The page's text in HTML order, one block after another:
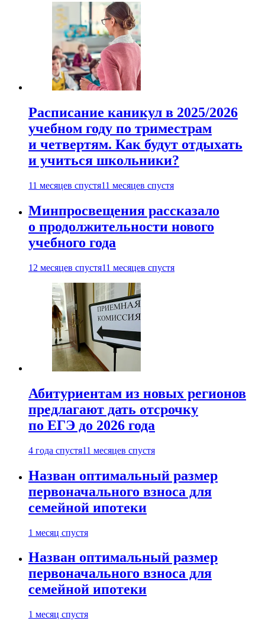
Расписание каникул в 2025/2026
учебном году по триместрам
и четвертям. Как будут отдыхать
и учиться школьники?
11 месяцев спустя11 месяцев спустя
Минпросвещения рассказало
о продолжительности нового
учебного года
12 месяцев спустя11 месяцев спустя
Абитуриентам из новых регионов
предлагают дать отсрочку
по ЕГЭ до 2026 года
4 года спустя11 месяцев спустя
Назван оптимальный размер
первоначального взноса для
семейной ипотеки
1 месяц спустя
Назван оптимальный размер
первоначального взноса для
семейной ипотеки
1 месяц спустя